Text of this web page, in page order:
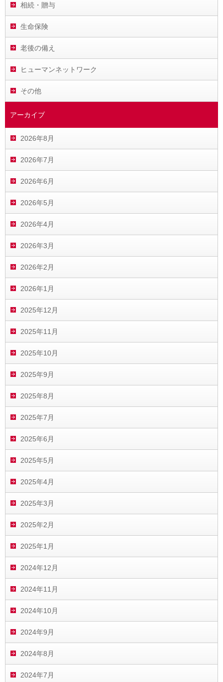
相続・贈与
生命保険
老後の備え
ヒューマンネットワーク
その他
アーカイブ
2026年8月
2026年7月
2026年6月
2026年5月
2026年4月
2026年3月
2026年2月
2026年1月
2025年12月
2025年11月
2025年10月
2025年9月
2025年8月
2025年7月
2025年6月
2025年5月
2025年4月
2025年3月
2025年2月
2025年1月
2024年12月
2024年11月
2024年10月
2024年9月
2024年8月
2024年7月